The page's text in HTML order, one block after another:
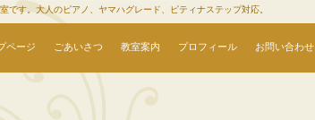
す。大人のピアノ、ヤマハグレード、ピティナステップ対応。
ページ ごあいさつ 教室案内 プロフィール お問い合わせ